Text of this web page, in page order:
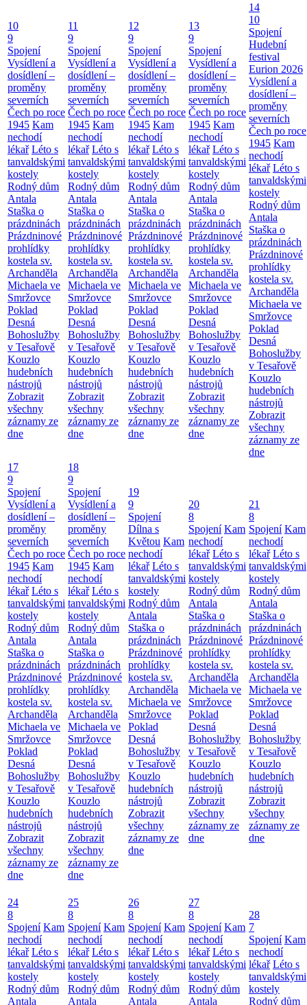
10
9
Spojení
Vysídlení a
dosídlení –
proměny
severních
Čech po roce
1945 Kam
nechodí
lékař Léto s
tanvaldskými
kostely
Rodný dům
Antala
Staška o
prázdninách
Prázdninové
prohlídky
kostela sv.
Archanděla
Michaela ve
Smržovce
Poklad
Desná
Bohoslužby
v Tesařově
Kouzlo
hudebních
nástrojů
Zobrazit
všechny
záznamy ze
dne
11
9
Spojení
Vysídlení a
dosídlení –
proměny
severních
Čech po roce
1945 Kam
nechodí
lékař Léto s
tanvaldskými
kostely
Rodný dům
Antala
Staška o
prázdninách
Prázdninové
prohlídky
kostela sv.
Archanděla
Michaela ve
Smržovce
Poklad
Desná
Bohoslužby
v Tesařově
Kouzlo
hudebních
nástrojů
Zobrazit
všechny
záznamy ze
dne
12
9
Spojení
Vysídlení a
dosídlení –
proměny
severních
Čech po roce
1945 Kam
nechodí
lékař Léto s
tanvaldskými
kostely
Rodný dům
Antala
Staška o
prázdninách
Prázdninové
prohlídky
kostela sv.
Archanděla
Michaela ve
Smržovce
Poklad
Desná
Bohoslužby
v Tesařově
Kouzlo
hudebních
nástrojů
Zobrazit
všechny
záznamy ze
dne
13
9
Spojení
Vysídlení a
dosídlení –
proměny
severních
Čech po roce
1945 Kam
nechodí
lékař Léto s
tanvaldskými
kostely
Rodný dům
Antala
Staška o
prázdninách
Prázdninové
prohlídky
kostela sv.
Archanděla
Michaela ve
Smržovce
Poklad
Desná
Bohoslužby
v Tesařově
Kouzlo
hudebních
nástrojů
Zobrazit
všechny
záznamy ze
dne
14
10
Spojení
Hudební
festival
Eurion 2026
Vysídlení a
dosídlení –
proměny
severních
Čech po roce
1945 Kam
nechodí
lékař Léto s
tanvaldskými
kostely
Rodný dům
Antala
Staška o
prázdninách
Prázdninové
prohlídky
kostela sv.
Archanděla
Michaela ve
Smržovce
Poklad
Desná
Bohoslužby
v Tesařově
Kouzlo
hudebních
nástrojů
Zobrazit
všechny
záznamy ze
dne
17
9
Spojení
Vysídlení a
dosídlení –
proměny
severních
Čech po roce
1945 Kam
nechodí
lékař Léto s
tanvaldskými
kostely
Rodný dům
Antala
Staška o
prázdninách
Prázdninové
prohlídky
kostela sv.
Archanděla
Michaela ve
Smržovce
Poklad
Desná
Bohoslužby
v Tesařově
Kouzlo
hudebních
nástrojů
Zobrazit
všechny
záznamy ze
dne
18
9
Spojení
Vysídlení a
dosídlení –
proměny
severních
Čech po roce
1945 Kam
nechodí
lékař Léto s
tanvaldskými
kostely
Rodný dům
Antala
Staška o
prázdninách
Prázdninové
prohlídky
kostela sv.
Archanděla
Michaela ve
Smržovce
Poklad
Desná
Bohoslužby
v Tesařově
Kouzlo
hudebních
nástrojů
Zobrazit
všechny
záznamy ze
dne
19
9
Spojení
Dílna s
Květou Kam
nechodí
lékař Léto s
tanvaldskými
kostely
Rodný dům
Antala
Staška o
prázdninách
Prázdninové
prohlídky
kostela sv.
Archanděla
Michaela ve
Smržovce
Poklad
Desná
Bohoslužby
v Tesařově
Kouzlo
hudebních
nástrojů
Zobrazit
všechny
záznamy ze
dne
20
8
Spojení Kam
nechodí
lékař Léto s
tanvaldskými
kostely
Rodný dům
Antala
Staška o
prázdninách
Prázdninové
prohlídky
kostela sv.
Archanděla
Michaela ve
Smržovce
Poklad
Desná
Bohoslužby
v Tesařově
Kouzlo
hudebních
nástrojů
Zobrazit
všechny
záznamy ze
dne
21
8
Spojení Kam
nechodí
lékař Léto s
tanvaldskými
kostely
Rodný dům
Antala
Staška o
prázdninách
Prázdninové
prohlídky
kostela sv.
Archanděla
Michaela ve
Smržovce
Poklad
Desná
Bohoslužby
v Tesařově
Kouzlo
hudebních
nástrojů
Zobrazit
všechny
záznamy ze
dne
24
8
Spojení Kam
nechodí
lékař Léto s
tanvaldskými
kostely
Rodný dům
Antala
25
8
Spojení Kam
nechodí
lékař Léto s
tanvaldskými
kostely
Rodný dům
Antala
26
8
Spojení Kam
nechodí
lékař Léto s
tanvaldskými
kostely
Rodný dům
Antala
27
8
Spojení Kam
nechodí
lékař Léto s
tanvaldskými
kostely
Rodný dům
Antala
28
7
Spojení Kam
nechodí
lékař Léto s
tanvaldskými
kostely
Rodný dům